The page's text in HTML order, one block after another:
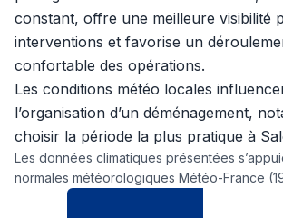
constant, offre une meilleure visibilité
interventions et favorise un
confortable des opérations.
Les conditions météo locales
l’organisation d’un déménagement,
choisir la période la plus pratique à
Les données climatiques présentées
normales météorologiques Météo-France